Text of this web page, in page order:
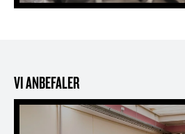
VI ANBEFALER
Guidet indendørs rundvisning